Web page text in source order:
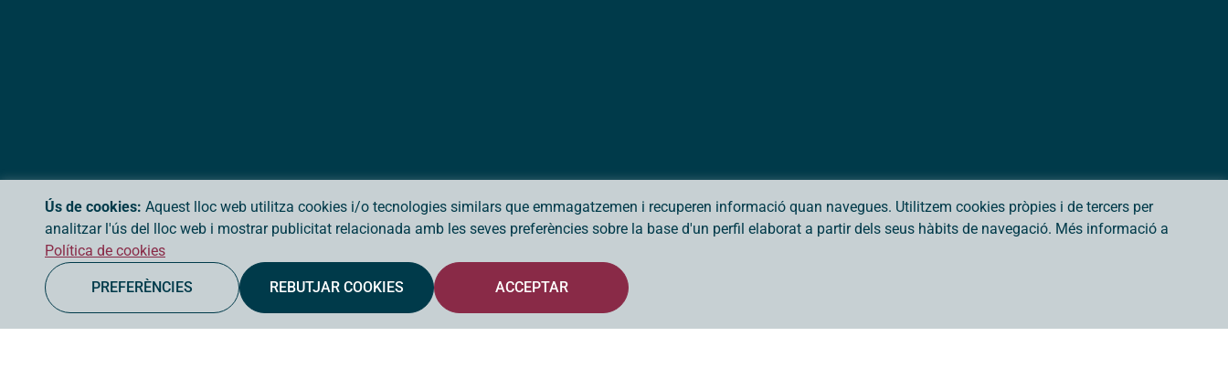
Ús de cookies: Aquest lloc web utilitza cookies i/o tecnologies similars que emmagatzemen i recuperen informació quan navegues. Utilitzem cookies pròpies i de tercers per
analitzar l'ús del lloc web i mostrar publicitat relacionada amb les seves preferències sobre la base d'un perfil elaborat a partir dels seus hàbits de navegació. Més informació a
Política de cookies
PREFERÈNCIES REBUTJAR COOKIES ACCEPTAR